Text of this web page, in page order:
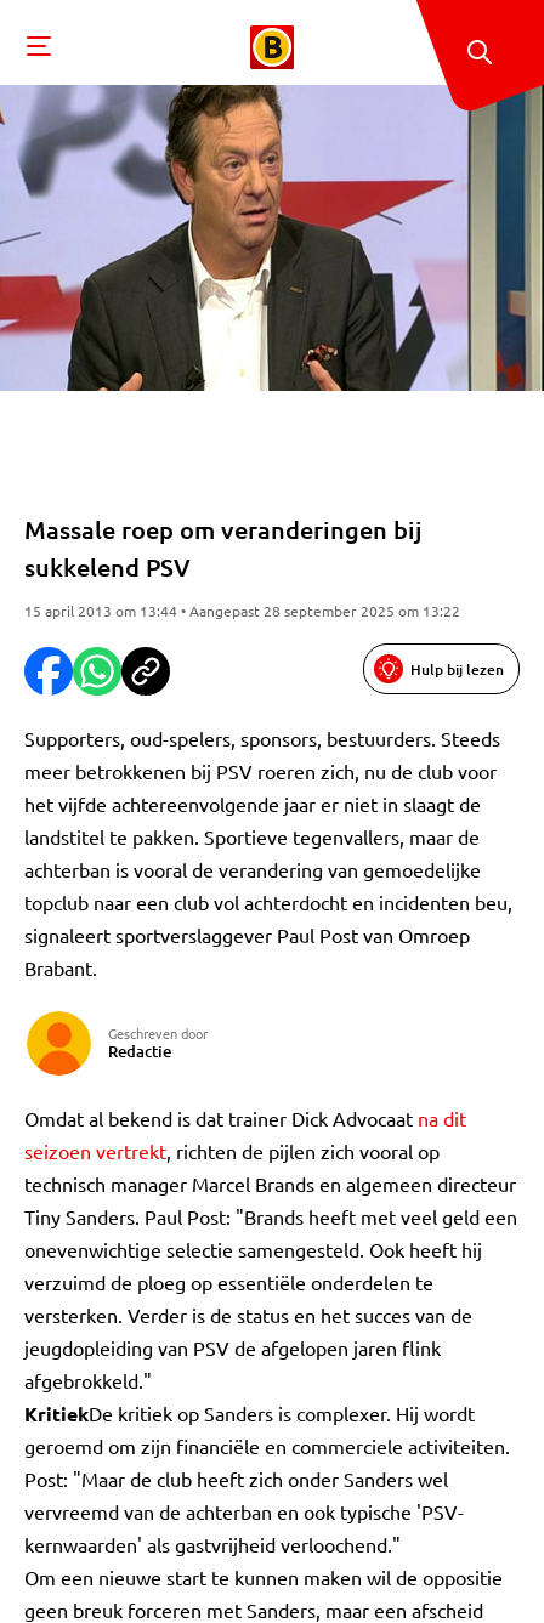
Massale roep om veranderingen bij
sukkelend PSV
15 april 2013 om 13:44 • Aangepast 28 september 2025 om 13:22
Hulp bij lezen
Supporters, oud-spelers, sponsors, bestuurders. Steeds
meer betrokkenen bij PSV roeren zich, nu de club voor
het vijfde achtereenvolgende jaar er niet in slaagt de
landstitel te pakken. Sportieve tegenvallers, maar de
achterban is vooral de verandering van gemoedelijke
topclub naar een club vol achterdocht en incidenten beu,
signaleert sportverslaggever Paul Post van Omroep
Brabant.
Geschreven door
Redactie
Omdat al bekend is dat trainer Dick Advocaat na dit
seizoen vertrekt, richten de pijlen zich vooral op
technisch manager Marcel Brands en algemeen directeur
Tiny Sanders. Paul Post: "Brands heeft met veel geld een
onevenwichtige selectie samengesteld. Ook heeft hij
verzuimd de ploeg op essentiële onderdelen te
versterken. Verder is de status en het succes van de
jeugdopleiding van PSV de afgelopen jaren flink
afgebrokkeld."
KritiekDe kritiek op Sanders is complexer. Hij wordt
geroemd om zijn financiële en commerciele activiteiten.
Post: "Maar de club heeft zich onder Sanders wel
vervreemd van de achterban en ook typische 'PSV-
kernwaarden' als gastvrijheid verloochend."
Om een nieuwe start te kunnen maken wil de oppositie
geen breuk forceren met Sanders, maar een afscheid